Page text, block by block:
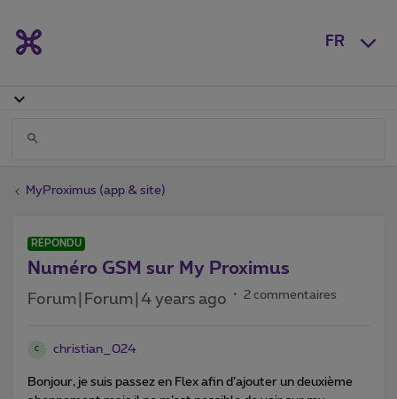
FR
MyProximus (app & site)
RÉPONDU
Numéro GSM sur My Proximus
Forum|Forum|4 years ago 2 commentaires
C christian_024
Bonjour, je suis passez en Flex afin d’ajouter un deuxième